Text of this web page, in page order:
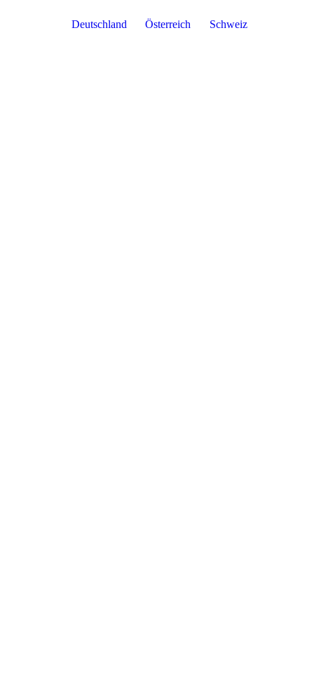
Deutschland Österreich Schweiz